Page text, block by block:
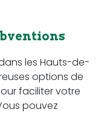
les Hauts-de-
options de
faciliter votre
pouvez